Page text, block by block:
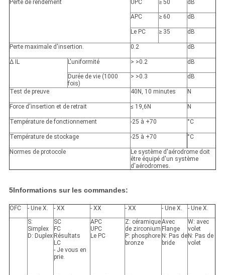
Perte de rendement UPC ≥ 50 dB
APC ≥ 60 dB
Le PC ≥ 35 dB
Perte maximale d'insertion. 0.2 dB
∆ IL L'uniformité > >0.2 dB
Durée de vie (1000
fois)
> >0.3 dB
Test de preuve 40N, 10 minutes N
Force d'insertion et de retrait ≤ 19,6N N
Température de fonctionnement -25 à +70 °C
Température de stockage -25 à +70 °C
Normes de protocole
Le système d'aérodrome doit
être équipé d'un système
d'aérodromes.
5Informations sur les commandes:
OFC - Une X. - XX - XX - XX - Une X.
- Une X.
S:
Simplex
D: Duplex
SC
FC
Résultats
LC
- Je vous en
prie.
APC
UPC
Le PC
Z: céramique
de zirconium
P: phosphore
bronze
Avec
Flange
N: Pas de
bride
W: avec
volet
N: Pas de
volet